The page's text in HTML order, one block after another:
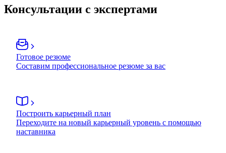
Консультации с экспертами
Готовое резюме
Составим профессиональное резюме за вас
Построить карьерный план
Переходите на новый карьерный уровень с помощью
наставника